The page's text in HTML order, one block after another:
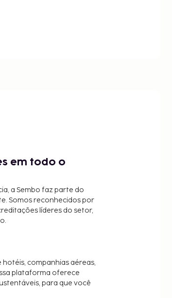
em todo o
a Sembo faz parte do
Somos reconhecidos por
líderes do setor,
companhias aéreas,
plataforma oferece
para que você